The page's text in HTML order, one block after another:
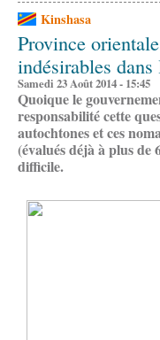
Kinshasa
Province
indésirables
Samedi 23 Août 2014 - 15:45
Quoique le
responsabilité cette
autochtones et ces
(évalués déjà à plus de
difficile.